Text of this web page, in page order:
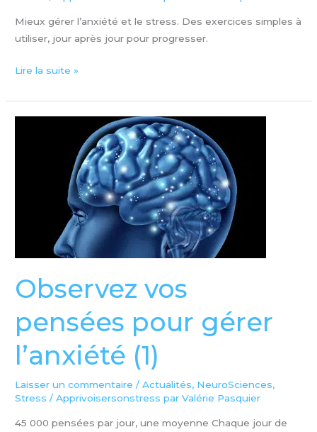
Mieux gérer l’anxiété et le stress. Des exercices simples à
utiliser, jour après jour pour progresser.
Lire la suite »
Observez vos
pensées pour gérer
l’anxiété (1)
Laisser un commentaire /Actualités, NeuroSciences,
Stress /Apprivoisersonstress par Valérie Pasquier
45 000 pensées par jour, une moyenne Chaque jour de